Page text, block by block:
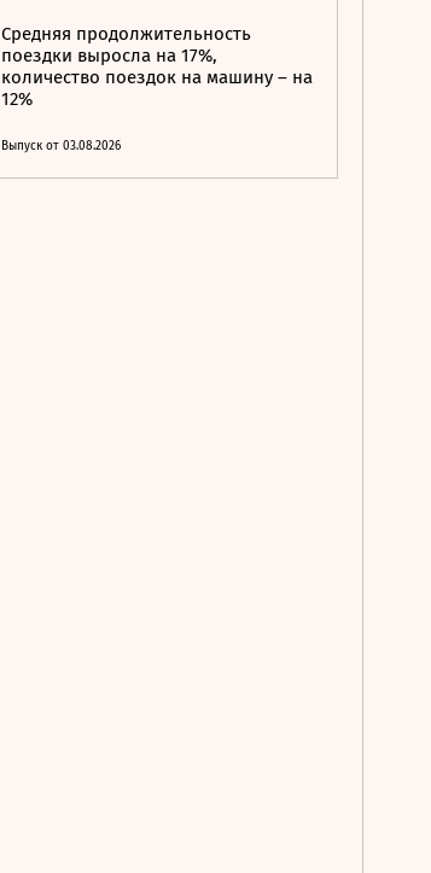
Средняя продолжительность
поездки выросла на 17%,
количество поездок на машину – на
12%
Выпуск от 03.08.2026